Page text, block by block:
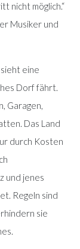
nicht möglich.“
Musiker und
eine
Dorf fährt.
Garagen,
Das Land
durch Kosten
und jenes
Regeln sind
sie